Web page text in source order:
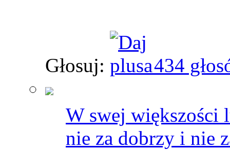
Głosuj: 434
W swej większości
nie za dobrzy i nie